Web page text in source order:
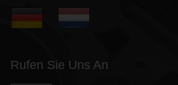
Rufen Sie Uns An